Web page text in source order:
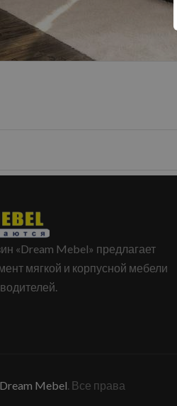
«Dream Mebel» предлагает
мягкой и корпусной мебели
Dream Mebel. Все права